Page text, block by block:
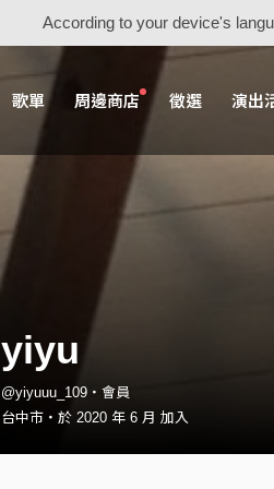
According to your device's
歌單 周邊商店 徵選 演出
yiyu
@yiyuuu_109・會員
台中市・於 2020 年 6 月 加入